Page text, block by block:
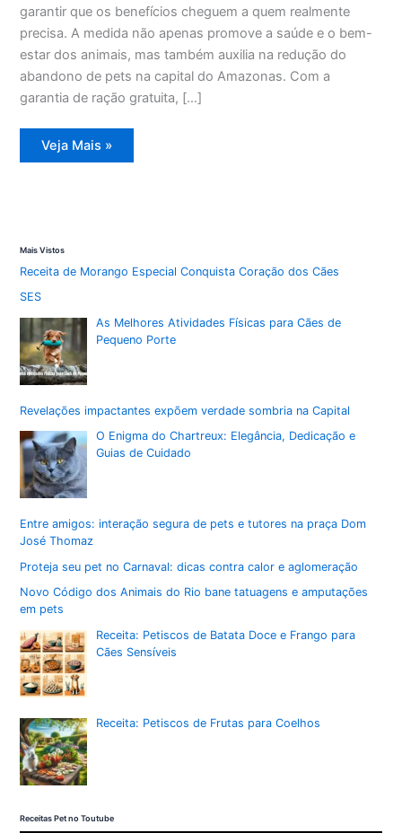
garantir que os benefícios cheguem a quem realmente
precisa. A medida não apenas promove a saúde e o bem-
estar dos animais, mas também auxilia na redução do
abandono de pets na capital do Amazonas. Com a
garantia de ração gratuita, […]
Manaus
amplia
do
Meu
Pet
Veja Mais »
Mais Vistos
Receita de Morango Especial Conquista Coração dos Cães
SES
As Melhores Atividades Físicas para Cães de
Pequeno Porte
Revelações impactantes expõem verdade sombria na Capital
O Enigma do Chartreux: Elegância, Dedicação e
Guias de Cuidado
Entre amigos: interação segura de pets e tutores na praça Dom
José Thomaz
Proteja seu pet no Carnaval: dicas contra calor e aglomeração
Novo Código dos Animais do Rio bane tatuagens e amputações
em pets
Receita: Petiscos de Batata Doce e Frango para
Cães Sensíveis
Receita: Petiscos de Frutas para Coelhos
Receitas Pet no Toutube